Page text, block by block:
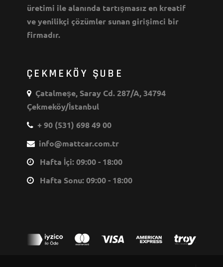
üretimi ile alanında tartışmasız en kreatif
ve yenilikçi çözümler sunan girişimci bir
firmadır.
ÇEKMEKÖY ŞUBE
Çatalmeşe, Saray Cd. 287/A, 34794
Çekmeköy/İstanbul
+ 90 (531) 698 49 00
info@mattcar.com.tr
Hafta İçi: 09:00 - 18:00
Hafta Sonu: 09:00 - 18:00